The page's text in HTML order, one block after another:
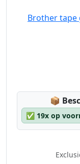
Brother tape
📦
✅ 19x op